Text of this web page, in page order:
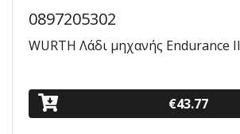
0897205302
WURTH Λάδι μηχανής Endurance
€43.77